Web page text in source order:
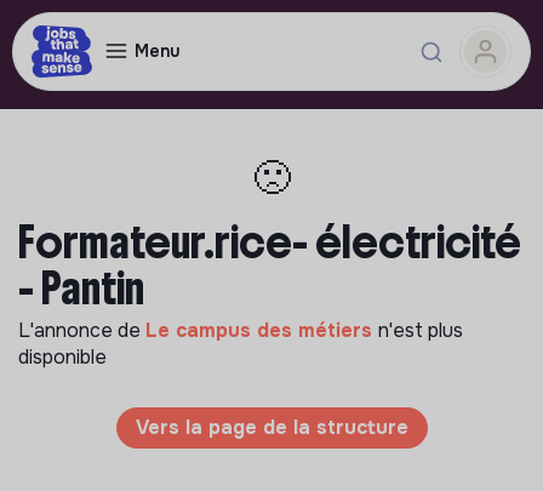
Menu
🙁
Formateur.rice- électricité
- Pantin
L'annonce de Le campus des métiers n'est plus
disponible
Vers la page de la structure